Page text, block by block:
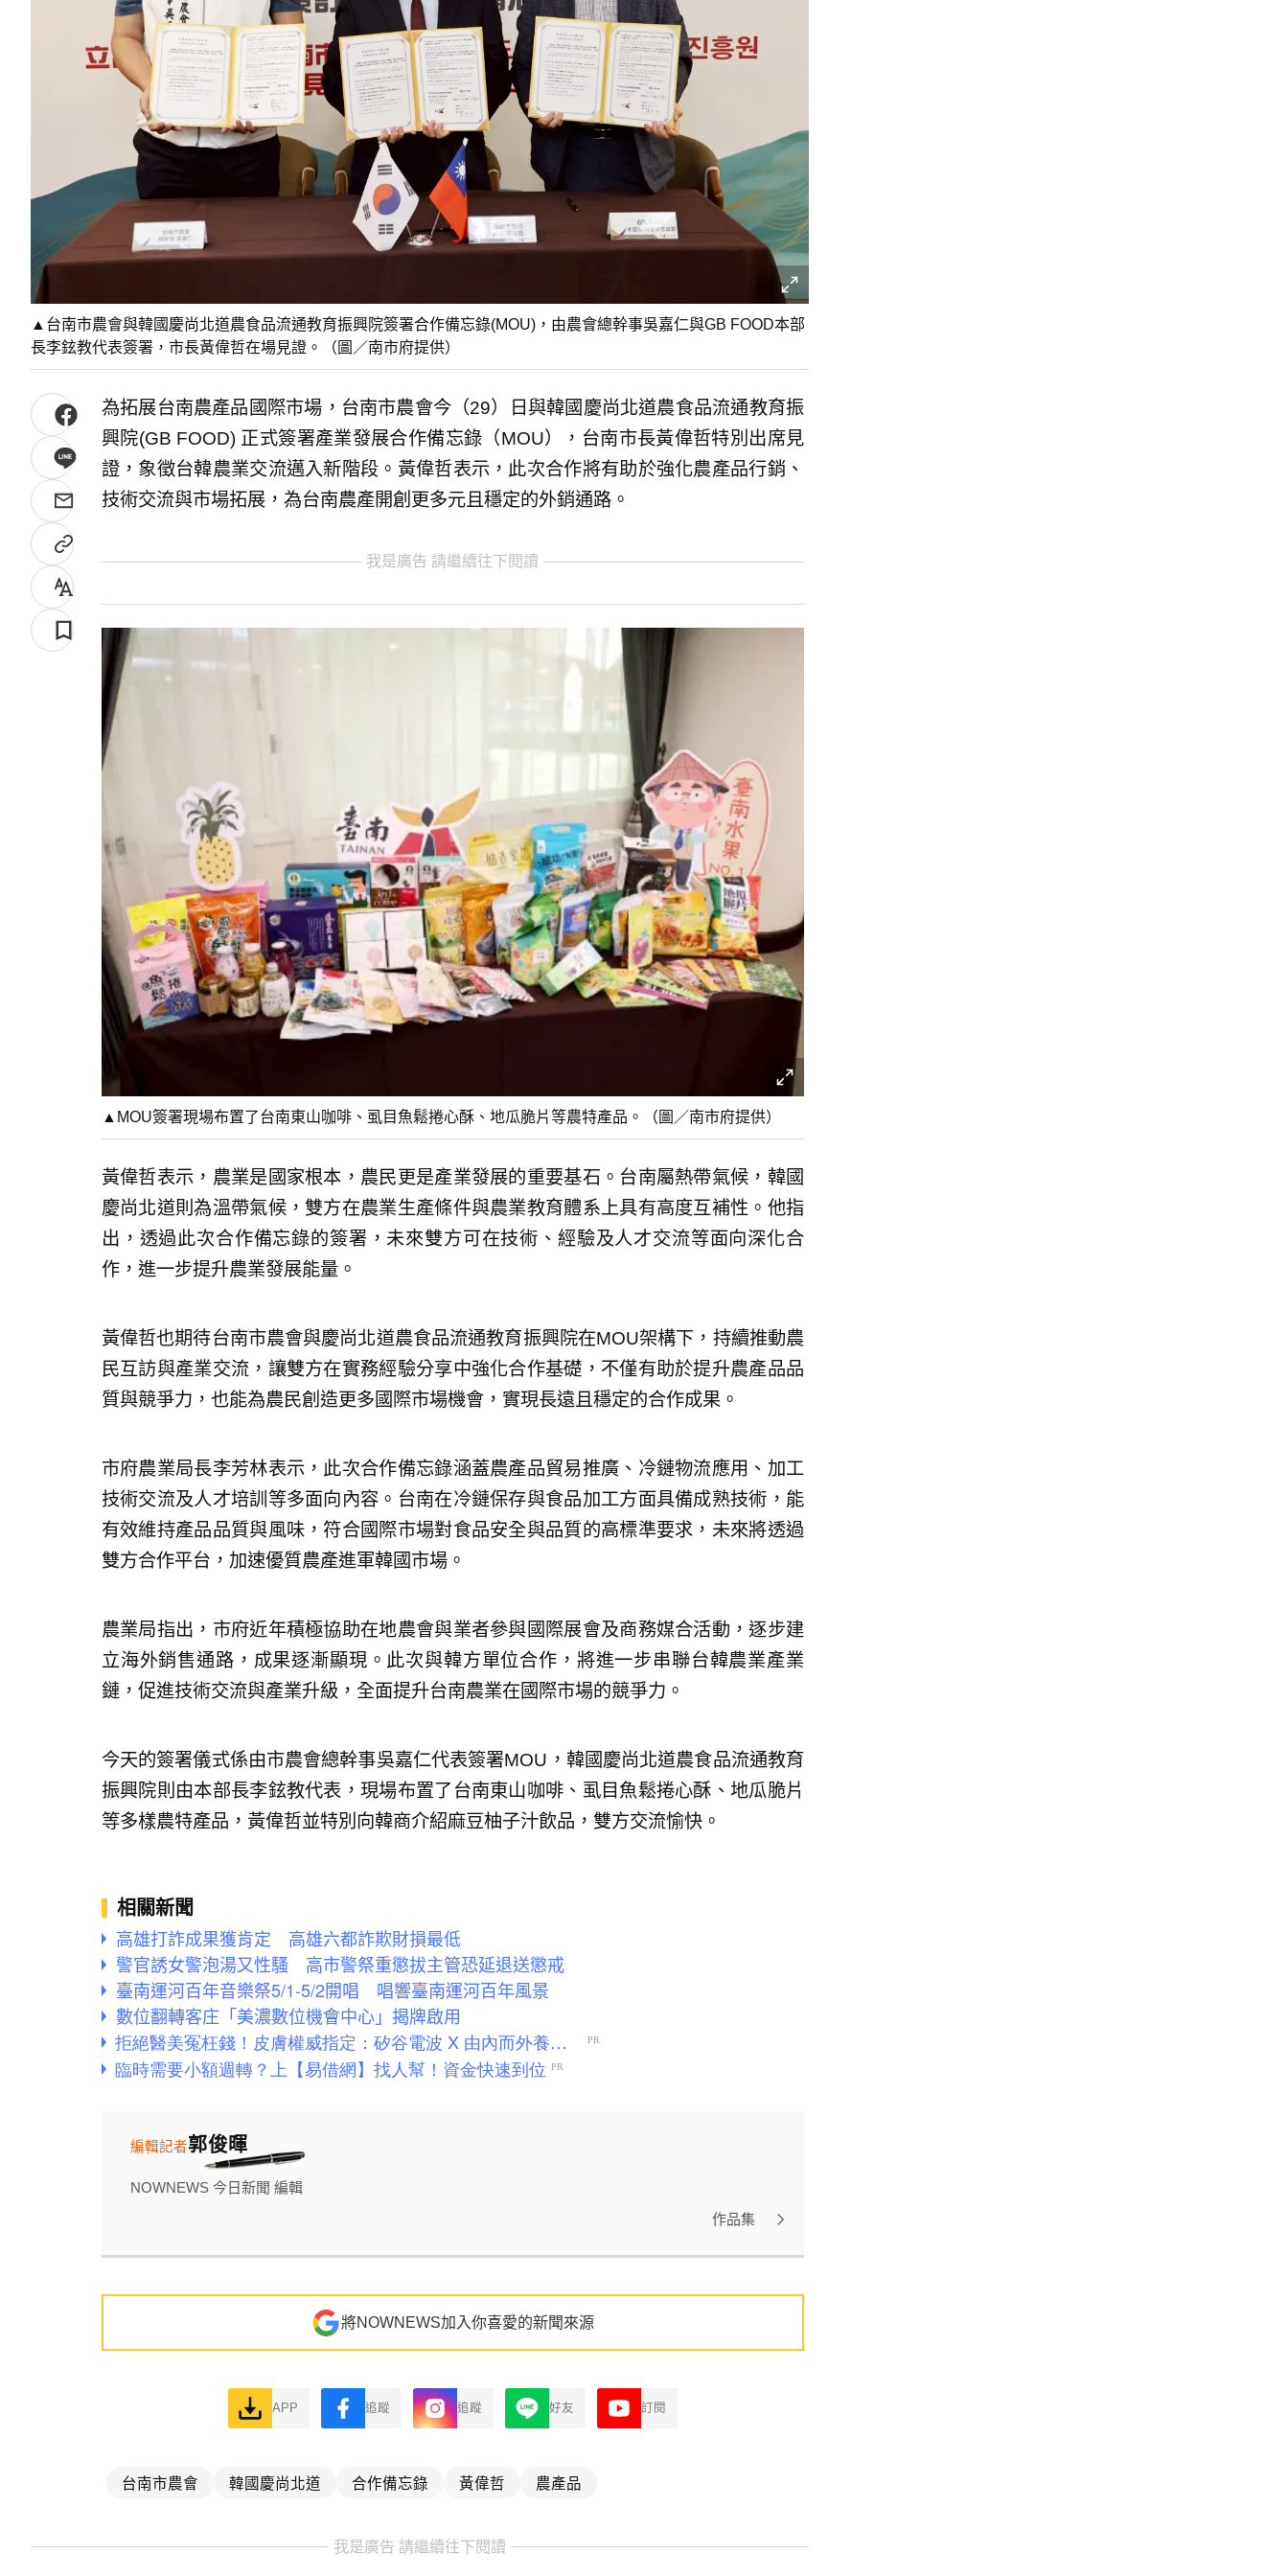
▲台南市農會與韓國慶尚北道農食品流通教育振興院簽署合作備忘錄(MOU)，由農會總幹事吳嘉仁與GB FOOD本部
長李鉉教代表簽署，市長黃偉哲在場見證。（圖／南市府提供）
為拓展台南農產品國際市場，台南市農會今（29）日與韓國慶尚北道農食品流通教育振
興院(GB FOOD) 正式簽署產業發展合作備忘錄（MOU），台南市長黃偉哲特別出席見
證，象徵台韓農業交流邁入新階段。黃偉哲表示，此次合作將有助於強化農產品行銷、
技術交流與市場拓展，為台南農產開創更多元且穩定的外銷通路。
我是廣告 請繼續往下閱讀
▲MOU簽署現場布置了台南東山咖啡、虱目魚鬆捲心酥、地瓜脆片等農特產品。（圖／南市府提供）
黃偉哲表示，農業是國家根本，農民更是產業發展的重要基石。台南屬熱帶氣候，韓國
慶尚北道則為溫帶氣候，雙方在農業生產條件與農業教育體系上具有高度互補性。他指
出，透過此次合作備忘錄的簽署，未來雙方可在技術、經驗及人才交流等面向深化合
作，進一步提升農業發展能量。
黃偉哲也期待台南市農會與慶尚北道農食品流通教育振興院在MOU架構下，持續推動農
民互訪與產業交流，讓雙方在實務經驗分享中強化合作基礎，不僅有助於提升農產品品
質與競爭力，也能為農民創造更多國際市場機會，實現長遠且穩定的合作成果。
市府農業局長李芳林表示，此次合作備忘錄涵蓋農產品貿易推廣、冷鏈物流應用、加工
技術交流及人才培訓等多面向內容。台南在冷鏈保存與食品加工方面具備成熟技術，能
有效維持產品品質與風味，符合國際市場對食品安全與品質的高標準要求，未來將透過
雙方合作平台，加速優質農產進軍韓國市場。
農業局指出，市府近年積極協助在地農會與業者參與國際展會及商務媒合活動，逐步建
立海外銷售通路，成果逐漸顯現。此次與韓方單位合作，將進一步串聯台韓農業產業
鏈，促進技術交流與產業升級，全面提升台南農業在國際市場的競爭力。
今天的簽署儀式係由市農會總幹事吳嘉仁代表簽署MOU，韓國慶尚北道農食品流通教育
振興院則由本部長李鉉教代表，現場布置了台南東山咖啡、虱目魚鬆捲心酥、地瓜脆片
等多樣農特產品，黃偉哲並特別向韓商介紹麻豆柚子汁飲品，雙方交流愉快。
相關新聞
高雄打詐成果獲肯定 高雄六都詐欺財損最低
警官誘女警泡湯又性騷 高市警祭重懲拔主管恐延退送懲戒
臺南運河百年音樂祭5/1-5/2開唱 唱響臺南運河百年風景
數位翻轉客庄「美濃數位機會中心」揭牌啟用
郭俊暉
編輯記者
NOWNEWS 今日新聞 編輯
作品集
將NOWNEWS加入你喜愛的新聞來源
APP 追蹤 追蹤 好友 訂閱
台南市農會 韓國慶尚北道 合作備忘錄 黃偉哲 農產品
我是廣告 請繼續往下閱讀